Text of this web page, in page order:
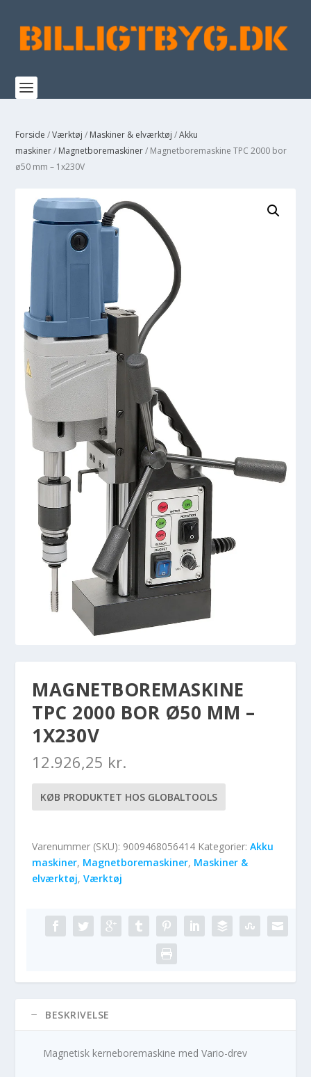
Forside /Værktøj / Maskiner & elværktøj /Akku
maskiner/ Magnetboremaskiner/ Magnetboremaskine TPC 2000 bor
ø50 mm – 1x230V
MAGNETBOREMASKINE
TPC 2000 BOR Ø50 MM –
1X230V
12.926,25 kr.
KØB PRODUKTET HOS GLOBALTOOLS
Varenummer (SKU): 9009468056414 Kategorier:Akku
maskiner, Magnetboremaskiner, Maskiner &
elværktøj,Værktøj
BESKRIVELSE
Magnetisk kerneboremaskine med Vario-drev